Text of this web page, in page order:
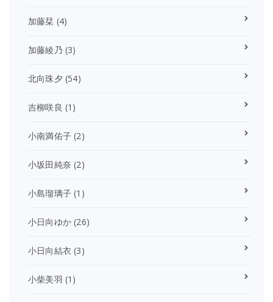
加藤栞 (4)
加藤綾乃 (3)
北向珠夕 (54)
吉柳咲良 (1)
小南満佑子 (2)
小坂田純奈 (2)
小島瑠璃子 (1)
小日向ゆか (26)
小日向結衣 (3)
小柴美羽 (1)